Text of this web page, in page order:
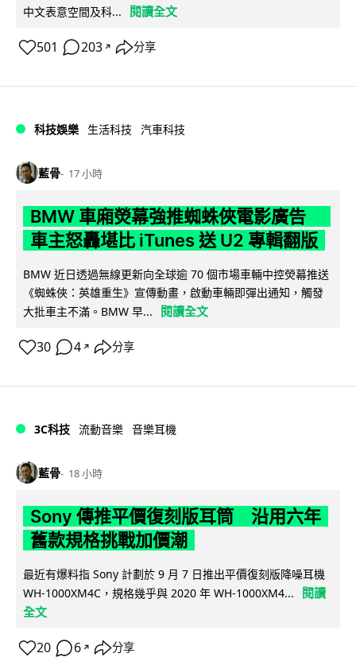
中文表意空間及科... 閱讀全文
501 203 ↗ 分享
科技娛樂 生活科技 汽車科技
藍骨 17 小時
BMW 車廂熒幕強推蜘蛛俠電影廣告
車主怒轟堪比 iTunes 送 U2 專輯翻版
BMW 近日透過無線更新向全球逾 70 個市場車輛中控熒幕推送
《蜘蛛俠：英雄重生》宣傳動畫，啟動車輛即彈出通知，觸發
大批車主不滿。BMW 早...
閱讀全文
30 4 ↗ 分享
3C科技 流動音樂 音樂耳機
藍骨 18 小時
Sony 傳推平價復刻版耳筒 沿用六年
舊款規格挑戰加價潮
最近有爆料指 Sony 計劃於 9 月 7 日推出平價復刻版降噪耳機
WH-1000XM4C，規格幾乎與 2020 年 WH-1000XM4...
閱讀
全文
20 6 ↗ 分享